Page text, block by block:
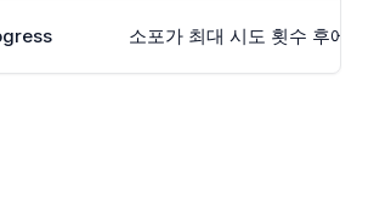
소포가 최대 시도 횟수 후에